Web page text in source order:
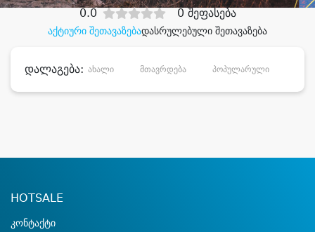
აქტიური შეთავაზებადასრულებული შეთავაზება
0.0 0 შეფასება
დალაგება: ახალი მთავრდება პოპულარული
HOTSALE
კონტაქტი